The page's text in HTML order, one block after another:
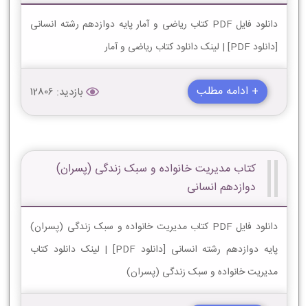
دانلود فایل PDF کتاب ریاضی و آمار پایه دوازدهم رشته انسانی
[دانلود PDF] | لینک دانلود کتاب ریاضی و آمار
+ ادامه مطلب بازدید: 12806
کتاب مدیریت خانواده و سبک زندگی (پسران)
دوازدهم انسانی
دانلود فایل PDF کتاب مدیریت خانواده و سبک زندگی (پسران)
پایه دوازدهم رشته انسانی [دانلود PDF] | لینک دانلود کتاب
مدیریت خانواده و سبک زندگی (پسران)